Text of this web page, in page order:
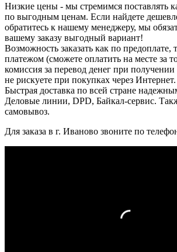
Низкие цены - мы стремимся поставлять
по выгодным ценам. Если найдете
обратитесь к нашему менеджеру, мы
вашему заказу выгодный вариант!
Возможность заказать как по
платежом (сможете оплатить на месте за
комиссия за перевод денег при
не рискуете при покупках через Интернет.
Быстрая доставка по всей стране
Деловые линии, DPD, Байкал-сервис.
самовывоз.
Для заказа в г. Иваново звоните по